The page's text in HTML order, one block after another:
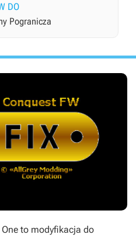
DO
Pogranicza
to modyfikacja do